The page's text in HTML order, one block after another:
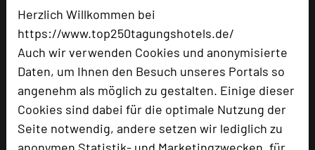
Herzlich Willkommen bei
https://www.top250tagungshotels.de/
Auch wir verwenden Cookies und anonymisierte
Daten, um Ihnen den Besuch unseres Portals so
angenehm als möglich zu gestalten. Einige dieser
Cookies sind dabei für die optimale Nutzung der
Seite notwendig, andere setzen wir lediglich zu
anonymen Statistik- und Marketingzwecken, für